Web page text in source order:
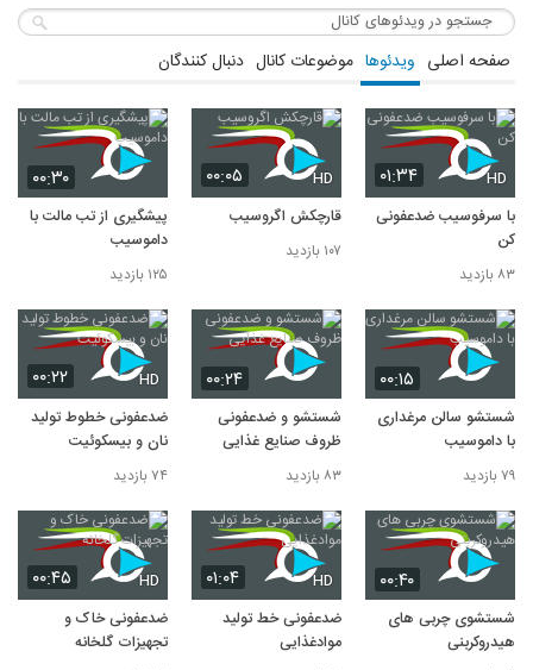
صفحه اصلی ویدئوها موضوعات کانال دنبال کنندگان
۰۱:۳۴ HD
با سرفوسیب ضدعفونی
کن
۸۳ بازدید
۰۰:۰۵ HD
قارچکش اگروسیب
۱۰۷ بازدید
۰۰:۳۰
پیشگیری از تب مالت با
داموسیب
۱۲۵ بازدید
۰۰:۱۵
شستشو سالن مرغداری
با داموسیب
۷۹ بازدید
۰۰:۲۴
شستشو و ضدعفونی
ظروف صنایع غذایی
۸۳ بازدید
۰۰:۲۲ HD
ضدعفونی خطوط تولید
نان و بیسکوئیت
۷۴ بازدید
۰۰:۴۰
شستشوی چربی های
هیدروکربنی
۰۱:۰۴ HD
ضدعفونی خط تولید
موادغذایی
۰۰:۴۵ HD
ضدعفونی خاک و
تجهیزات گلخانه